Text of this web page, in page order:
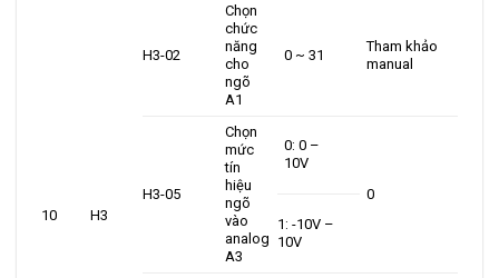
10 H3
H3-02
Chọn
chức
năng
cho
ngõ
A1
0 ~ 31
Tham khảo
manual
H3-05
Chọn
mức
tín
hiệu
ngõ
vào
analog
A3
0: 0 –
10V
0
1: -10V –
10V